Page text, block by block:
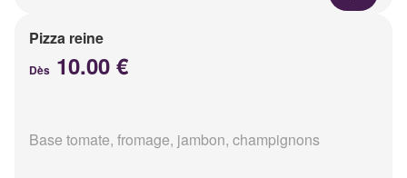
Pizza reine
Dès 10.00 €
Base tomate, fromage, jambon, champignons